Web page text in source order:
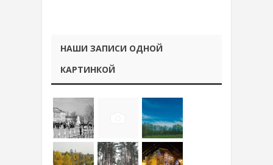
НАШИ ЗАПИСИ ОДНОЙ
КАРТИНКОЙ